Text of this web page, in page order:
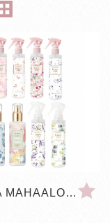
OHANA MAHAALO 居家恬謐衣物環境清新噴霧